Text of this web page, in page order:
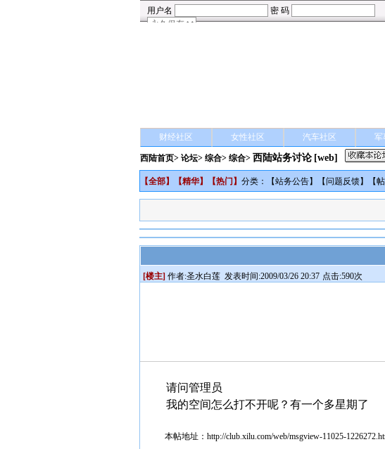
财经社区 女性社区 汽车社区 军
西陆首页> 论坛> 综合> 综合> 西陆站务讨论 [web]
【全部】【精华】【热门 】 分类：【站务公告】【问题反馈】【
[楼主] 作者:圣水白莲 发表时间:2009/03/26 20:37 点击:590次
请问管理员
我的空间怎么打不开呢？有一个多星期了
本帖地址： http://club.xilu.com/web/msgview-11025-